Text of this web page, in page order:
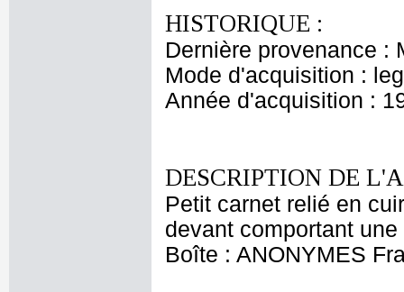
HISTORIQUE :
Dernière provenance :
Mode d'acquisition :
Année d'acquisition :
DESCRIPTION DE
Petit carnet relié en
devant comportant
Boîte : ANONYMES